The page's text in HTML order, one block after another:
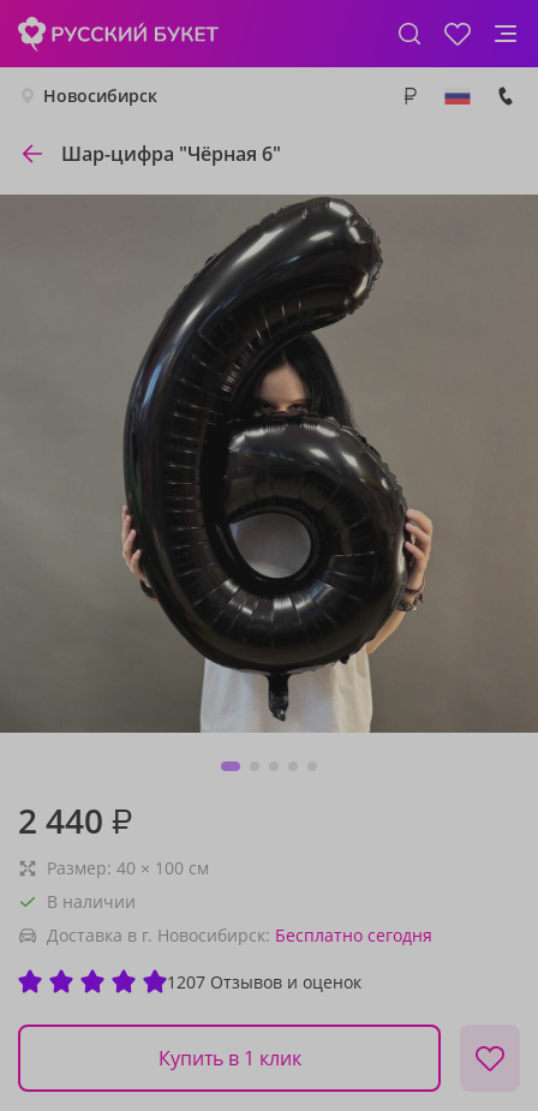
Новосибирск
Шар-цифра "Чёрная 6"
2 440 ₽
Размер: 40 × 100 см
В наличии
Доставка в г. Новосибирск: Бесплатно сегодня
1207 Отзывов и оценок
Купить в 1 клик